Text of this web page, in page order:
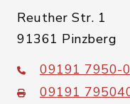
Reuther Str. 1
91361 Pinzberg
09191 7950-0
09191